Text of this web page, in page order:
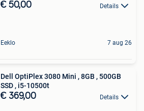
€ 50,00 Details
Eeklo 7 aug 26
Dell OptiPlex 3080 Mini , 8GB , 500GB
SSD , i5-10500t
€ 369,00 Details